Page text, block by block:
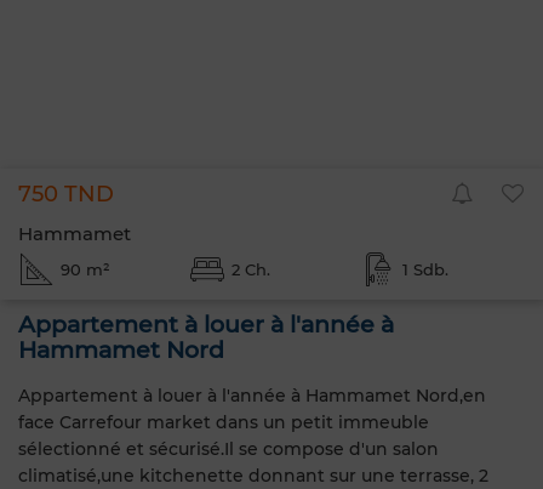
750 TND
Hammamet
90 m² 2 Ch. 1 Sdb.
Appartement à louer à l'année à
Hammamet Nord
Appartement à louer à l'année à Hammamet Nord,en
face Carrefour market dans un petit immeuble
sélectionné et sécurisé.Il se compose d'un salon
climatisé,une kitchenette donnant sur une terrasse, 2